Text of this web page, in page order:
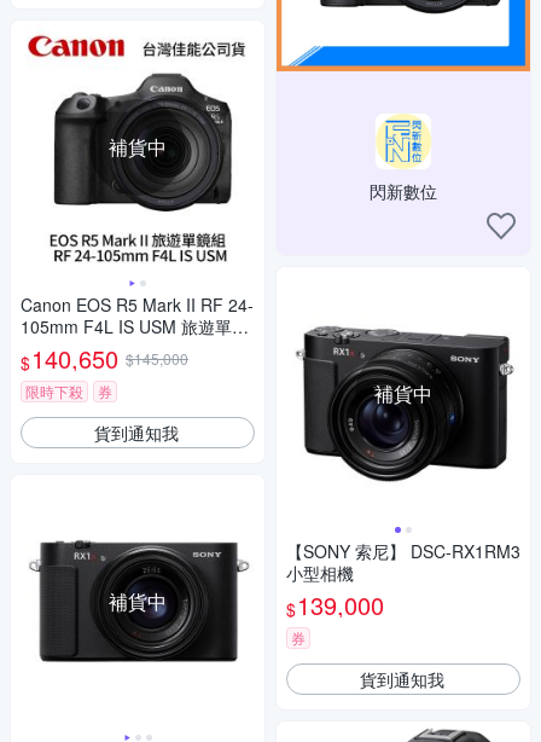
補貨中
Canon EOS R5 Mark II RF 24-
105mm F4L IS USM 旅遊單鏡
組 R5M2 (公司貨)
$140,650 $145,000
限時下殺
券
貨到通知我
補貨中
閃新數位
補貨中
【SONY 索尼】 DSC-RX1RM3
小型相機
$139,000
券
貨到通知我